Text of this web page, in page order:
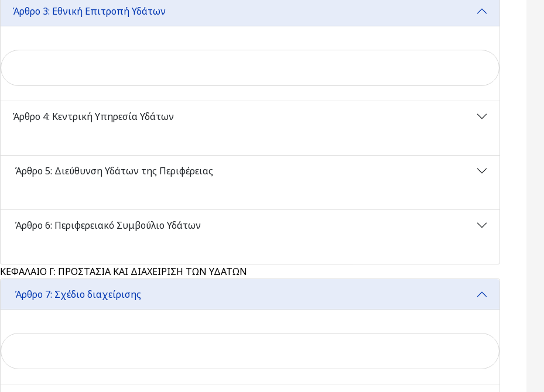
Άρθρο 3: Εθνική Επιτροπή Υδάτων
Άρθρο 4: Κεντρική Υπηρεσία Υδάτων
Άρθρο 5: Διεύθυνση Υδάτων της Περιφέρειας
Άρθρο 6: Περιφερειακό Συμβούλιο Υδάτων
ΚΕΦΑΛΑΙΟ Γ: ΠΡΟΣΤΑΣΙΑ ΚΑΙ ΔΙΑΧΕΙΡΙΣΗ ΤΩΝ ΥΔΑΤΩΝ
Άρθρο 7: Σχέδιο διαχείρισης